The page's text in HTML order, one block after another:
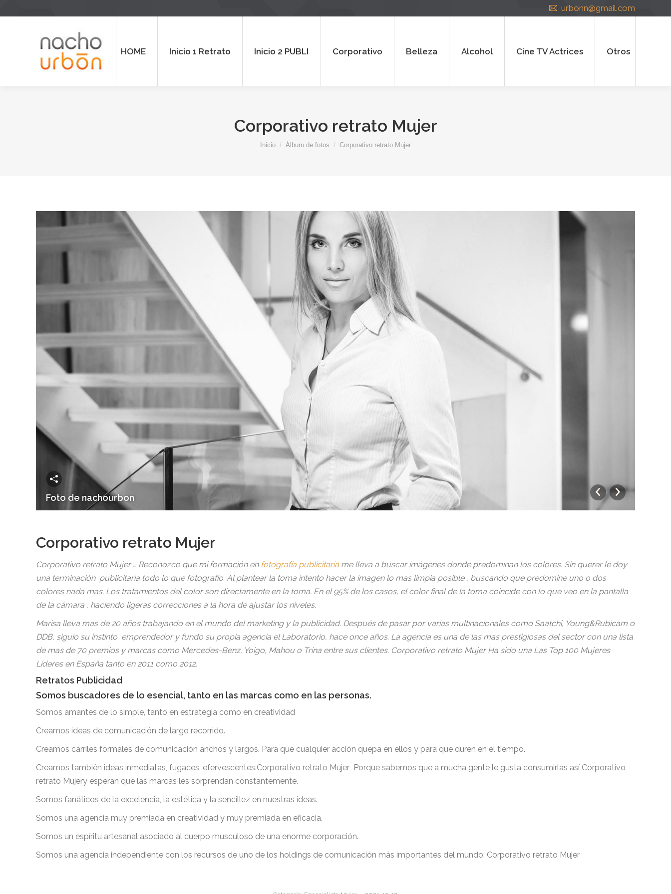
urbonn@gmail.com
HOME Inicio 1 Retrato Inicio 2 PUBLI Corporativo Belleza Alcohol Cine TV Actrices Otros
Corporativo retrato Mujer
Estás aquí:
Inicio Álbum de fotos Corporativo retrato Mujer
Foto de nachourbon
Corporativo retrato Mujer
Corporativo retrato Mujer … Reconozco que mi formación en fotografía publicitaria me lleva a buscar imágenes donde predominan los colores. Sin querer le doy
una terminación publicitaria todo lo que fotografío. Al plantear la toma intento hacer la imagen lo mas limpia posible , buscando que predomine uno o dos
colores nada mas. Los tratamientos del color son directamente en la toma. En el 95% de los casos, el color final de la toma coincide con lo que veo en la pantalla
de la cámara , haciendo ligeras correcciones a la hora de ajustar los niveles.
Marisa lleva mas de 20 años trabajando en el mundo del marketing y la publicidad. Después de pasar por varias multinacionales como Saatchi, Young&Rubicam o
DDB, siguio su instinto emprendedor y fundo su propia agencia el Laboratorio, hace once años. La agencia es una de las mas prestigiosas del sector con una lista
de mas de 70 premios y marcas como Mercedes-Benz, Yoigo, Mahou o Trina entre sus clientes. Corporativo retrato Mujer Ha sido una Las Top 100 Mujeres
Líderes en España tanto en 2011 como 2012.
Retratos Publicidad
Somos buscadores de lo esencial, tanto en las marcas como en las personas.
Somos amantes de lo simple, tanto en estrategia como en creatividad
Creamos ideas de comunicación de largo recorrido.
Creamos carriles formales de comunicación anchos y largos. Para que cualquier acción quepa en ellos y para que duren en el tiempo.
Creamos también ideas inmediatas, fugaces, efervescentes.Corporativo retrato Mujer Porque sabemos que a mucha gente le gusta consumirlas así Corporativo
retrato Mujery esperan que las marcas les sorprendan constantemente.
Somos fanáticos de la excelencia, la estética y la sencillez en nuestras ideas.
Somos una agencia muy premiada en creatividad y muy premiada en eficacia.
Somos un espíritu artesanal asociado al cuerpo musculoso de una enorme corporación.
Somos una agencia independiente con los recursos de uno de los holdings de comunicación más importantes del mundo: Corporativo retrato Mujer
HOME Inicio 1 Retrato Inicio 2 PUBLI Corporativo Belleza Alcohol Cine TV Actrices Otros